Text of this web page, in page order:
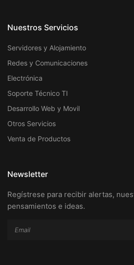
Nuestros Servicios
Servidores y Alojamiento
Redes y Comunicaciones
Electrónica
Soporte Técnico TI
Desarrollo Web y Movil
Otros Servicios
Venta de Productos
Newsletter
Regístrese para recibir alertas,
pensamientos e ideas.